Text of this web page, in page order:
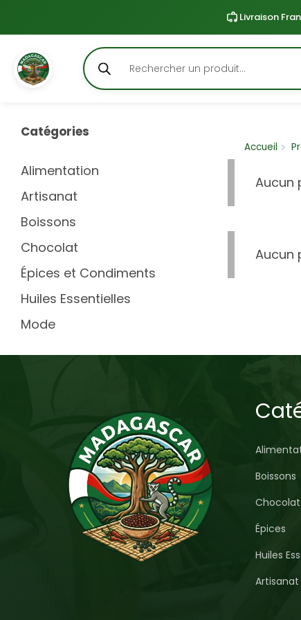
Livraison
contenu
Accueil
Aucun
Aucun
Catégories
Alimentation
Artisanat
Boissons
Chocolat
Épices et Condiments
Huiles Essentielles
Mode
Boissons
Chocolat
Épices
Huiles
Artisanat